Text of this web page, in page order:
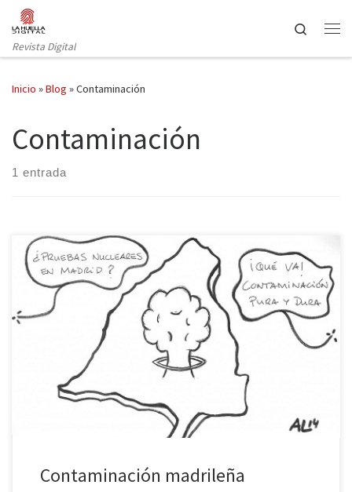
Saltar al contenido
Revista Digital
Search
Inicio »Blog »Contaminación
Contaminación
1 entrada
En Madrid usamos boina, una boina espesa y chorreante, una
boina que asfixia y oprime, una boina gris y mortal. Nos ahogamos.
Necesitamos oxígeno. En las calles, en los parques, en las terrazas,
en las casas y, especialmente, en el ayuntamiento. Hay que
ventilar esto de una vez. En unos meses tendremos […]
Contaminación madrileña